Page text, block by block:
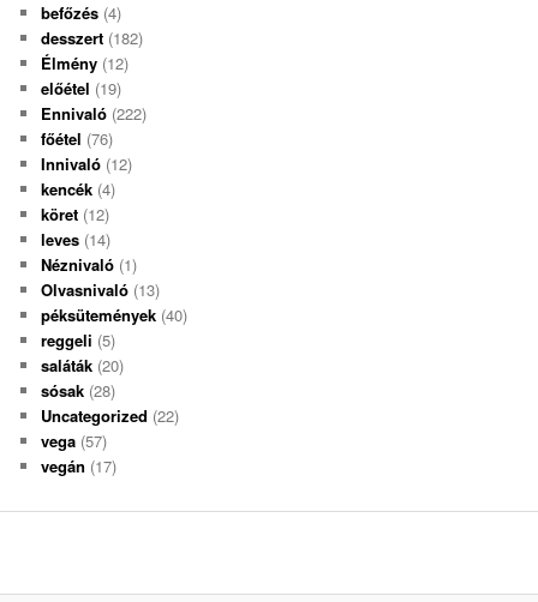
befőzés (4)
desszert (182)
Élmény (12)
előétel (19)
Ennivaló (222)
főétel (76)
Innivaló (12)
kencék (4)
köret (12)
leves (14)
Néznivaló (1)
Olvasnivaló (13)
péksütemények (40)
reggeli (5)
saláták (20)
sósak (28)
Uncategorized (22)
vega (57)
vegán (17)